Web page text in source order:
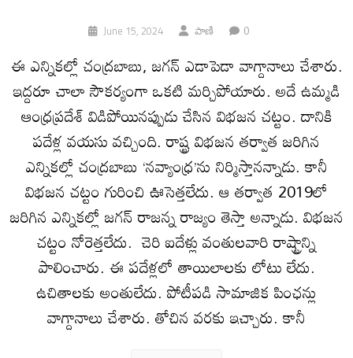
June 15, 2024 పాణి 0
ఈ ఎన్నికల్లో చంద్రబాబు, జగన్‌ ఎడాపెడా వాగ్దానాలు చేశారు.
ఇద్దరూ చాలా సౌకర్యంగా ఒకటి మర్చిపోయారు. అదే ఉమ్మడి
ఆంధ్రప్రదేశ్‌ విడిపోయినప్పుడు చేసిన విభజన చట్టం. దానికి
పదేళ్ల వయసు వచ్చింది. రాష్ట్ర విభజన తర్వాత జరిగిన
ఎన్నికల్లో చంద్రబాబు ‘నవ్యాంధ్ర’ను నిర్మిస్తానన్నాడు. కానీ
విభజన చట్టం గురించి ఊసెత్తలేదు. ఆ తర్వాత 2019లో
జరిగిన ఎన్నికల్లో జగన్‌ రాజన్న రాజ్యం తెస్తా అన్నాడు. విభజన
చట్టం నోరెత్తలేదు. చెరి ఐదేళ్లు వంతులవారి రాష్ట్రాన్ని
పాలించారు. ఈ పదేళ్లలో తాయిలాలకు లోటు లేదు.
ఉచితాలకు అంతులేదు. పోటీపడి సామాజిక పింఛన్లు
వాగ్దానాలు చేశారు. తోచిన వరకు ఇచ్చారు. కానీ